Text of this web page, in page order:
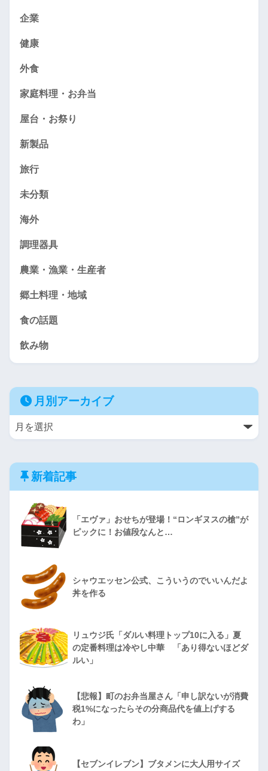
企業
健康
外食
家庭料理・お弁当
屋台・お祭り
新製品
旅行
未分類
海外
調理器具
農業・漁業・生産者
郷土料理・地域
食の話題
飲み物
月別アーカイブ
新着記事
「エヴァ」おせちが登場！“ロンギヌスの槍”が
ピックに！お値段なんと…
シャウエッセン公式、こういうのでいいんだよ
丼を作る
リュウジ氏「ダルい料理トップ10に入る」夏
の定番料理は冷やし中華 「あり得ないほどダ
ルい」
【悲報】町のお弁当屋さん「申し訳ないが消費
税1%になったらその分商品代を値上げする
わ」
【セブンイレブン】ブタメンに大人用サイズ